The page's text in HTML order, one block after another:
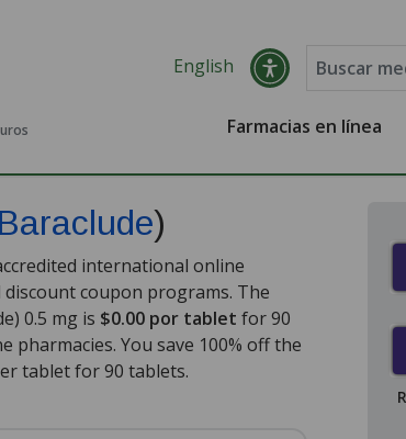
English
Farmacias en línea
Baraclude)
international online
discount coupon programs. The
0.5 mg is $0.00 por tablet for 90
pharmacies. You save 100% off the
tablet for 90 tablets.